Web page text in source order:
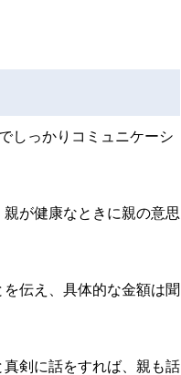
しっかりコミュニケーシ
が健康なときに親の意思
伝え、具体的な金額は聞
剣に話をすれば、親も話